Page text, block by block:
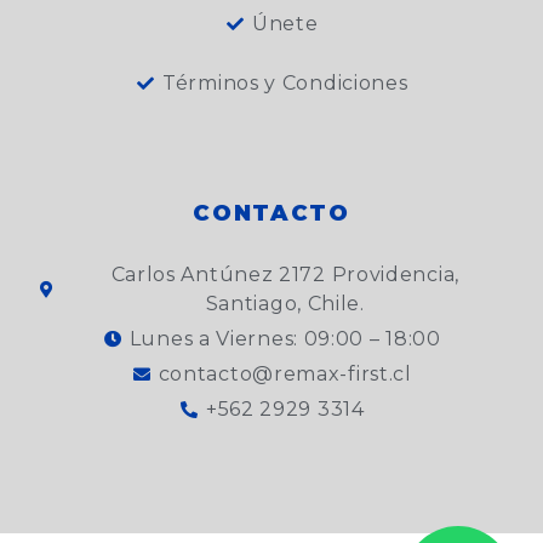
Únete
Términos y Condiciones
CONTACTO
Carlos Antúnez 2172 Providencia,
Santiago, Chile.
Lunes a Viernes: 09:00 – 18:00
contacto@remax-first.cl
+562 2929 3314